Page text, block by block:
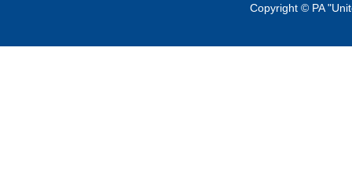
Copyright © PA